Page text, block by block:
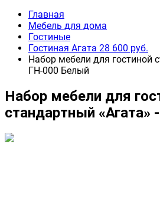
Главная
Мебель для дома
Гостиные
Гостиная Агата 28 600 руб.
Набор мебели для гостиной
ГН-000 Белый
Набор мебели для
стандартный